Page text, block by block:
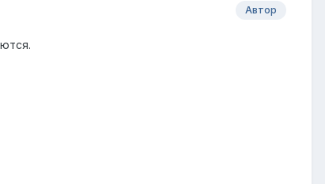
Автор